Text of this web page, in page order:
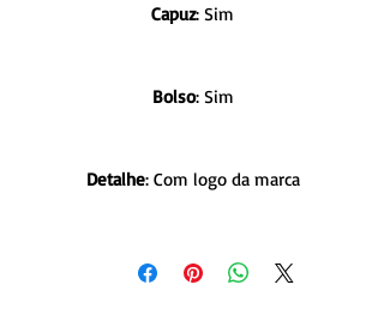
Capuz: Sim
Bolso: Sim
Detalhe: Com logo da marca